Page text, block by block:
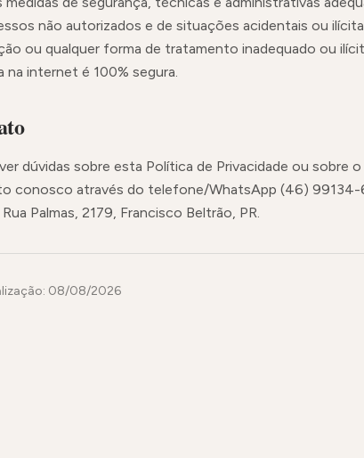
não autorizados e de situações acidentais ou
ou qualquer forma de tratamento inadequado ou
na internet é 100% segura.
dúvidas sobre esta Política de Privacidade ou sobre
conosco através do telefone/WhatsApp (46)
Palmas, 2179, Francisco Beltrão, PR.
08/08/2026